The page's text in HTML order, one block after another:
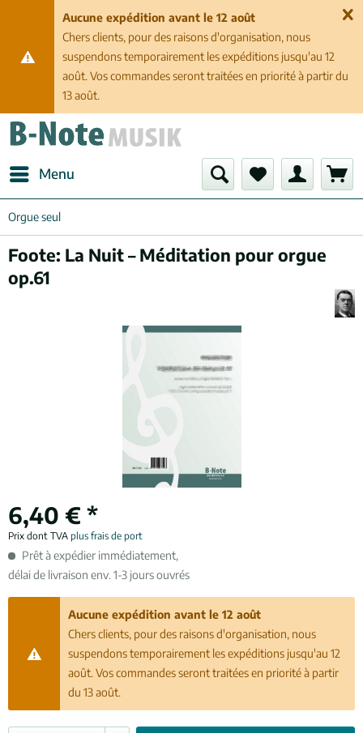
Aucune expédition avant le 12 août
Chers clients, pour des raisons d'organisation, nous
suspendons temporairement les expéditions jusqu'au 12
août. Vos commandes seront traitées en priorité à partir du
13 août.
Menu
Orgue seul
Foote: La Nuit – Méditation pour orgue
op.61
6,40 € *
Prix dont TVA plus frais de port
Prêt à expédier immédiatement,
délai de livraison env. 1-3 jours ouvrés
Aucune expédition avant le 12 août
Chers clients, pour des raisons d'organisation, nous
suspendons temporairement les expéditions jusqu'au 12
août. Vos commandes seront traitées en priorité à partir
du 13 août.